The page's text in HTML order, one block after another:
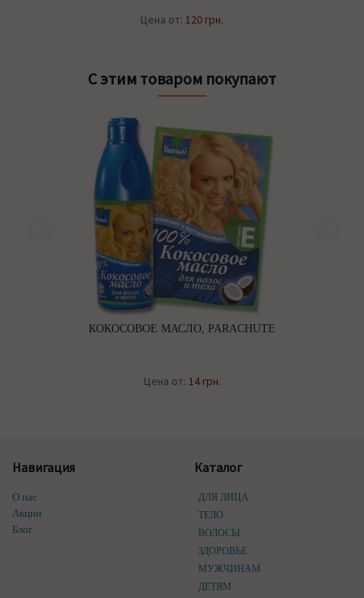
Цена от: 120 грн.
С этим товаром покупают
КОКОСОВОЕ МАСЛО, PARACHUTE
Цена от: 14 грн.
Навигация
О нас
Акции
Блог
Каталог
ДЛЯ ЛИЦА
ТЕЛО
ВОЛОСЫ
ЗДОРОВЬЕ
МУЖЧИНАМ
ДЕТЯМ